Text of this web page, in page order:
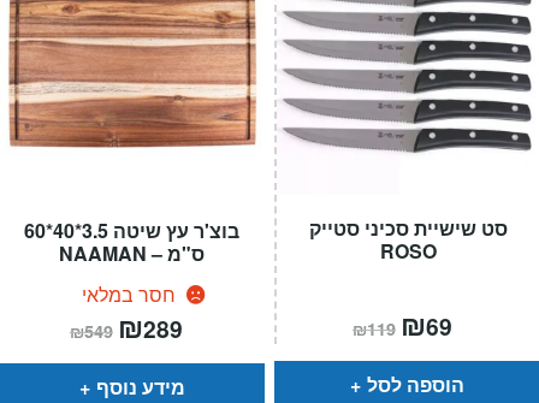
בוצ'ר עץ שיטה 3.5*40*60
ס"מ – NAAMAN
חסר במלאי
₪549 המחיר
המקורי
היה:
₪549.
₪289
הוא:
מידע נוסף
סט שישיית סכיני סטייק
ROSO
₪119 המחיר
המקורי
היה:
₪119.
₪69
הוא:
הוספה לסל